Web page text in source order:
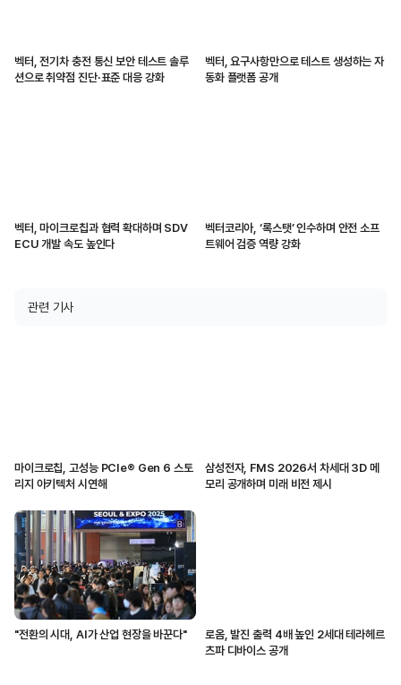
벡터, 전기차 충전 통신 보안 테스트 솔루
션으로 취약점 진단·표준 대응 강화
벡터, 요구사항만으로 테스트 생성하는 자
동화 플랫폼 공개
벡터, 마이크로칩과 협력 확대하며 SDV
ECU 개발 속도 높인다
벡터코리아, ‘록스탯’ 인수하며 안전 소프
트웨어 검증 역량 강화
관련 기사
마이크로칩, 고성능 PCIe® Gen 6 스토
리지 아키텍처 시연해
삼성전자, FMS 2026서 차세대 3D 메
모리 공개하며 미래 비전 제시
"전환의 시대, AI가 산업 현장을 바꾼다"
로옴, 발진 출력 4배 높인 2세대 테라헤르
츠파 디바이스 공개